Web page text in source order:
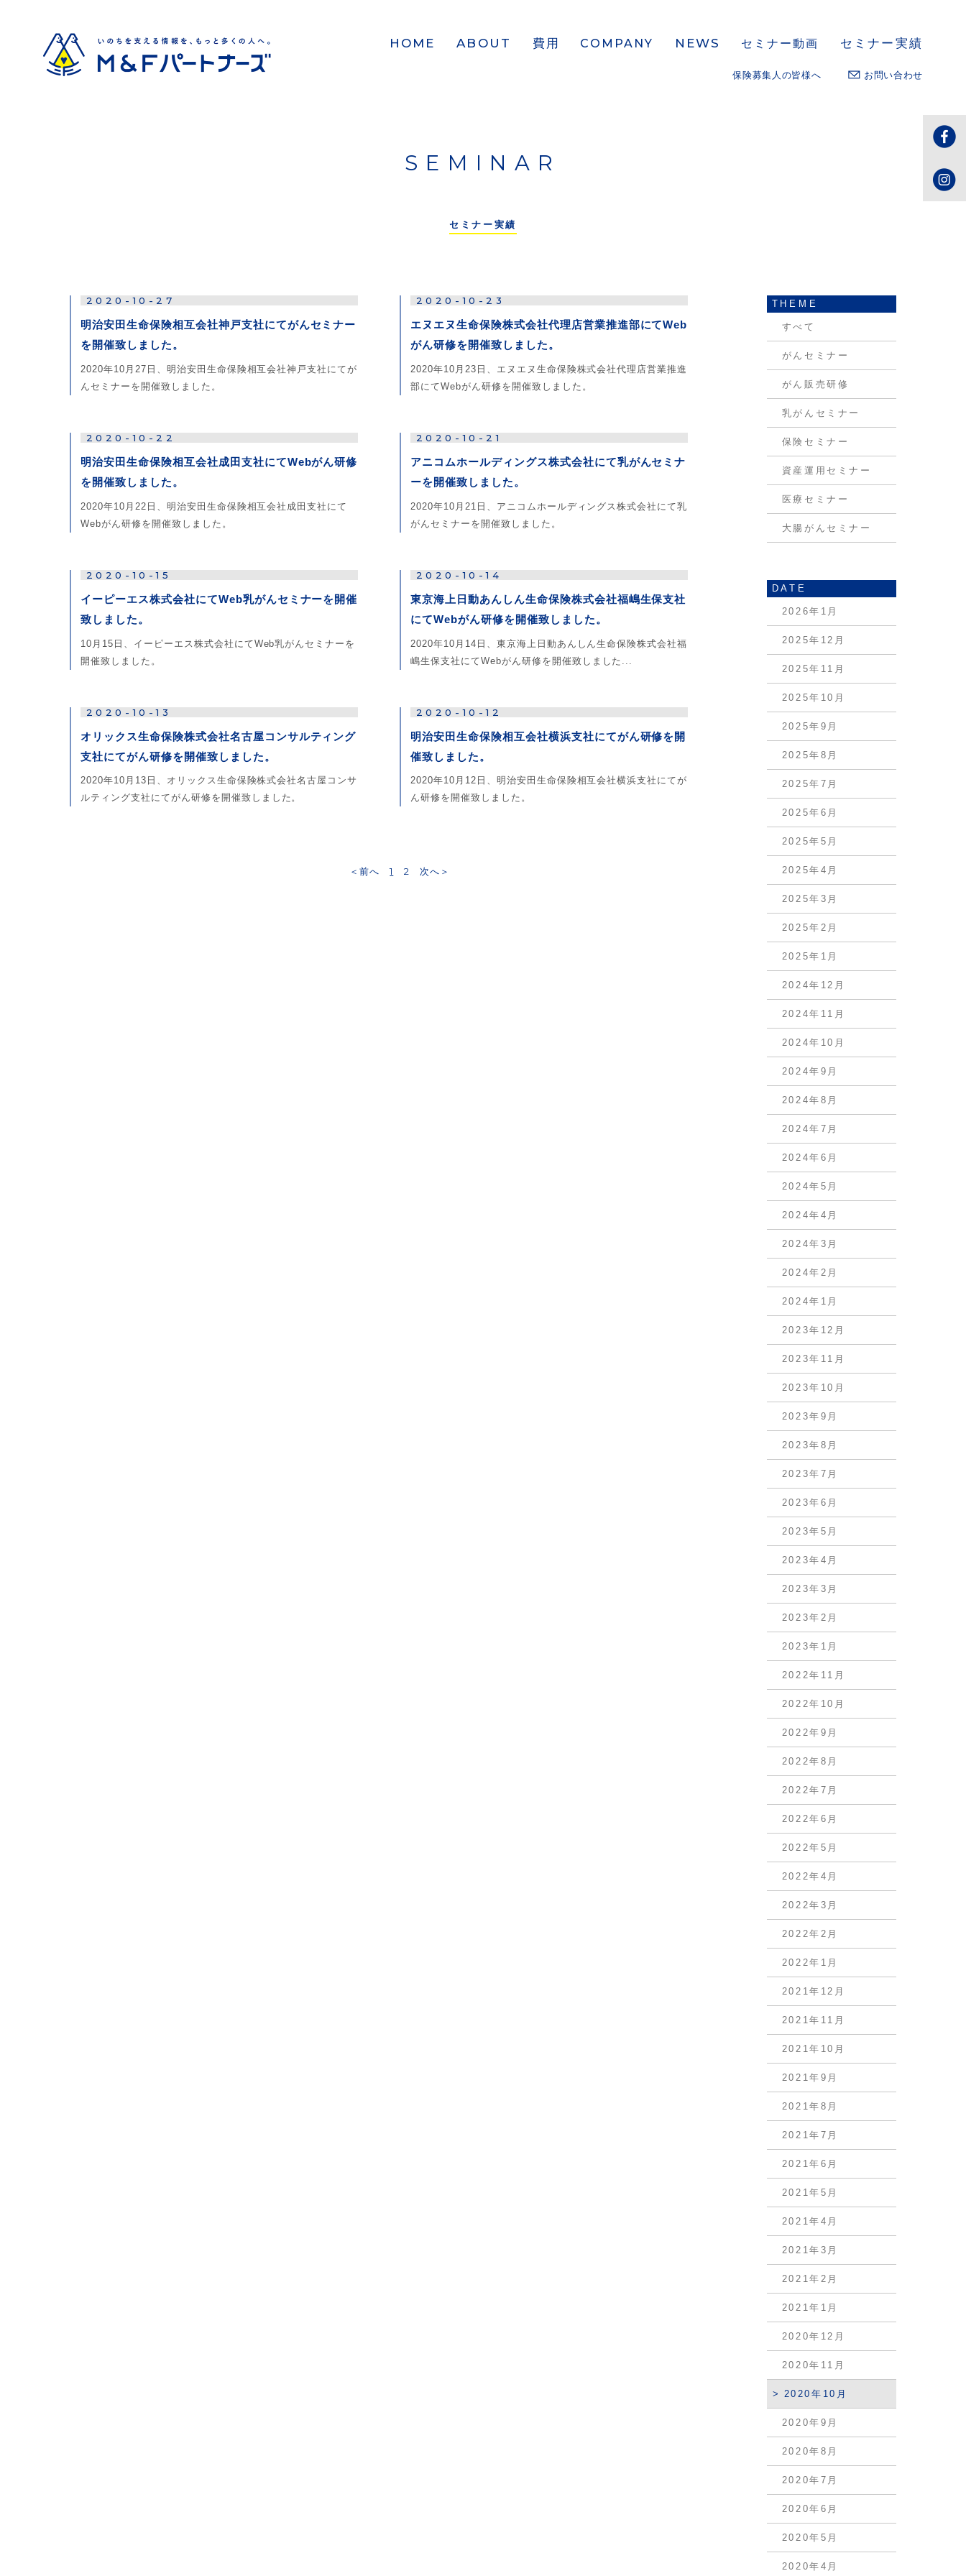
HOME ABOUT 費用 COMPANY NEWS セミナー動画 セミナー実績
保険募集人の皆様へ お問い合わせ
SEMINAR
セミナー実績
2020-10-27
明治安田生命保険相互会社神戸支社にてがんセミナー
を開催致しました。
2020年10月27日、明治安田生命保険相互会社神戸支社にてが
んセミナーを開催致しました。
2020-10-23
エヌエヌ生命保険株式会社代理店営業推進部にてWeb
がん研修を開催致しました。
2020年10月23日、エヌエヌ生命保険株式会社代理店営業推進
部にてWebがん研修を開催致しました。
2020-10-22
明治安田生命保険相互会社成田支社にてWebがん研修
を開催致しました。
2020年10月22日、明治安田生命保険相互会社成田支社にて
Webがん研修を開催致しました。
2020-10-21
アニコムホールディングス株式会社にて乳がんセミナ
ーを開催致しました。
2020年10月21日、アニコムホールディングス株式会社にて乳
がんセミナーを開催致しました。
2020-10-15
イーピーエス株式会社にてWeb乳がんセミナーを開催
致しました。
10月15日、イーピーエス株式会社にてWeb乳がんセミナーを
開催致しました。
2020-10-14
東京海上日動あんしん生命保険株式会社福嶋生保支社
にてWebがん研修を開催致しました。
2020年10月14日、東京海上日動あんしん生命保険株式会社福
嶋生保支社にてWebがん研修を開催致しました...
2020-10-13
オリックス生命保険株式会社名古屋コンサルティング
支社にてがん研修を開催致しました。
2020年10月13日、オリックス生命保険株式会社名古屋コンサ
ルティング支社にてがん研修を開催致しました。
2020-10-12
明治安田生命保険相互会社横浜支社にてがん研修を開
催致しました。
2020年10月12日、明治安田生命保険相互会社横浜支社にてが
ん研修を開催致しました。
＜前へ 1 2 次へ＞
THEME
すべて
がんセミナー
がん販売研修
乳がんセミナー
保険セミナー
資産運用セミナー
医療セミナー
大腸がんセミナー
DATE
2026年1月
2025年12月
2025年11月
2025年10月
2025年9月
2025年8月
2025年7月
2025年6月
2025年5月
2025年4月
2025年3月
2025年2月
2025年1月
2024年12月
2024年11月
2024年10月
2024年9月
2024年8月
2024年7月
2024年6月
2024年5月
2024年4月
2024年3月
2024年2月
2024年1月
2023年12月
2023年11月
2023年10月
2023年9月
2023年8月
2023年7月
2023年6月
2023年5月
2023年4月
2023年3月
2023年2月
2023年1月
2022年11月
2022年10月
2022年9月
2022年8月
2022年7月
2022年6月
2022年5月
2022年4月
2022年3月
2022年2月
2022年1月
2021年12月
2021年11月
2021年10月
2021年9月
2021年8月
2021年7月
2021年6月
2021年5月
2021年4月
2021年3月
2021年2月
2021年1月
2020年12月
2020年11月
2020年10月
2020年9月
2020年8月
2020年7月
2020年6月
2020年5月
2020年4月